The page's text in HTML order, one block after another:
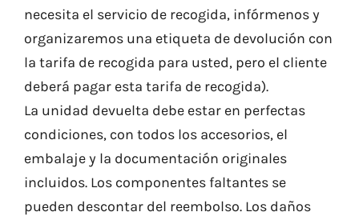
necesita el servicio de recogida, infórmenos y
organizaremos una etiqueta de devolución con
la tarifa de recogida para usted, pero el cliente
deberá pagar esta tarifa de recogida).
La unidad devuelta debe estar en perfectas
condiciones, con todos los accesorios, el
embalaje y la documentación originales
incluidos. Los componentes faltantes se
pueden descontar del reembolso. Los daños